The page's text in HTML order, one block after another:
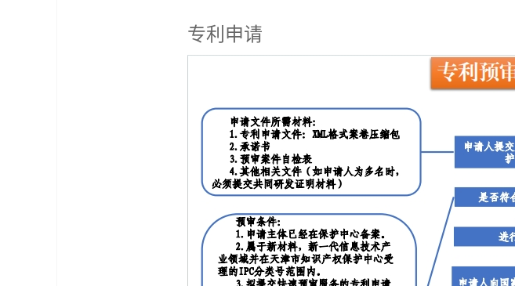
关于举办“专利加速审查与海外风险应对”培训会的通知
关于举办企业知识产权合规管理体系建设及PCT专利申请培训的通知
专利申请